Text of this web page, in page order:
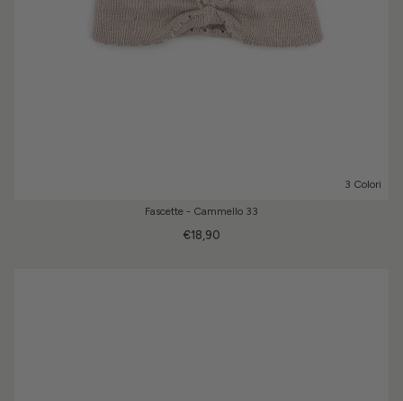
3 Colori
Fascette - Cammello 33
€18,90